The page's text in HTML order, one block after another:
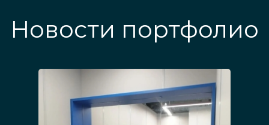
Новости портфолио